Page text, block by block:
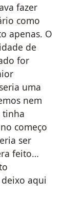
fazer
como
apenas. O
de
for
uma
nem
tinha
começo
ser
feito…
aqui